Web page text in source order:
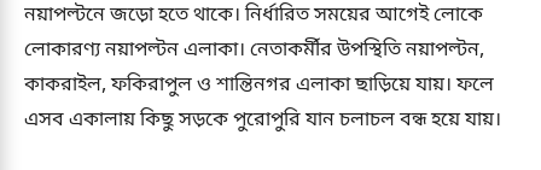
নয়াপল্টনে জড়ো হতে থাকে। নির্ধারিত সময়ের আগেই লোকে
লোকারণ্য নয়াপল্টন এলাকা। নেতাকর্মীর উপস্থিতি নয়াপল্টন,
কাকরাইল, ফকিরাপুল ও শান্তিনগর এলাকা ছাড়িয়ে যায়। ফলে
এসব একালায় কিছু সড়কে পুরোপুরি যান চলাচল বন্ধ হয়ে যায়।